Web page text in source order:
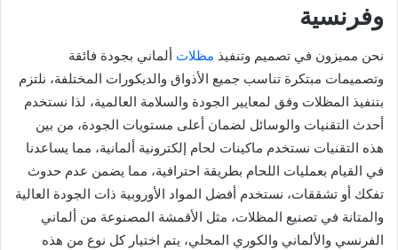
وفرنسية
نحن مميزون في تصميم وتنفيذ مظلات ألماني بجودة فائقة
وتصميمات مبتكرة تناسب جميع الأذواق والديكورات المختلفة، نلتزم
بتنفيذ المظلات وفق لمعايير الجودة والسلامة العالمية، لذا نستخدم
أحدث التقنيات والوسائل لضمان أعلى مستويات الجودة، من بين
هذه التقنيات نستخدم ماكينات لحام إلكترونية ألمانية، مما يساعدنا
في القيام بعمليات اللحام بطريقة احترافية، مما يضمن عدم حدوث
تفكك أو تشققات، نستخدم أفضل المواد الأوروبية ذات الجودة العالية
والمتانة في تصنيع المظلات، مثل الأقمشة المصنوعة من ألماني
الفرنسي والألماني والكوري المحلي، يتم اختيار كل نوع من هذه